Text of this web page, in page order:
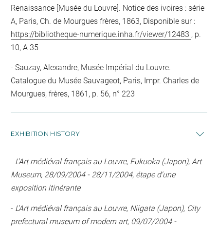
Renaissance [Musée du Louvre]. Notice des ivoires : série
A, Paris, Ch. de Mourgues frères, 1863, Disponible sur :
https://bibliotheque-numerique.inha.fr/viewer/12483 , p.
10, A 35
Sauzay, Alexandre, Musée Impérial du Louvre.
Catalogue du Musée Sauvageot, Paris, Impr. Charles de
Mourgues, frères, 1861, p. 56, n° 223
EXHIBITION HISTORY
- L'Art médiéval français au Louvre, Fukuoka (Japon), Art
Museum, 28/09/2004 - 28/11/2004, étape d'une
exposition itinérante
- L'Art médiéval français au Louvre, Niigata (Japon), City
prefectural museum of modern art, 09/07/2004 -